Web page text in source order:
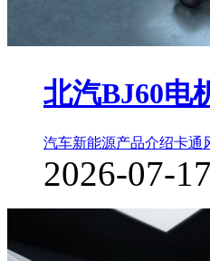
北汽BJ60电
汽车新能源产品介绍卡通
2026-07-17